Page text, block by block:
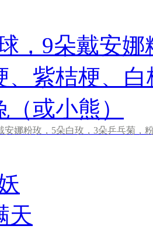
安娜粉玫，5朵白玫，3朵乒乓菊，